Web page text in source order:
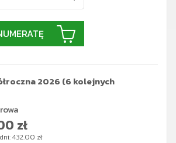
2026 (6 kolejnych
zł
432.00 zł